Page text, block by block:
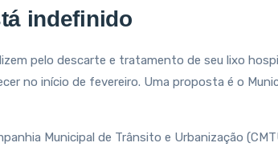
indefinido
pelo descarte e tratamento de seu lixo
no início de fevereiro. Uma proposta é o
Municipal de Trânsito e Urbanização